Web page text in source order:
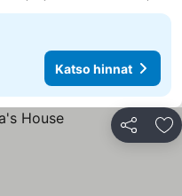
Katso hinnat
Jaa